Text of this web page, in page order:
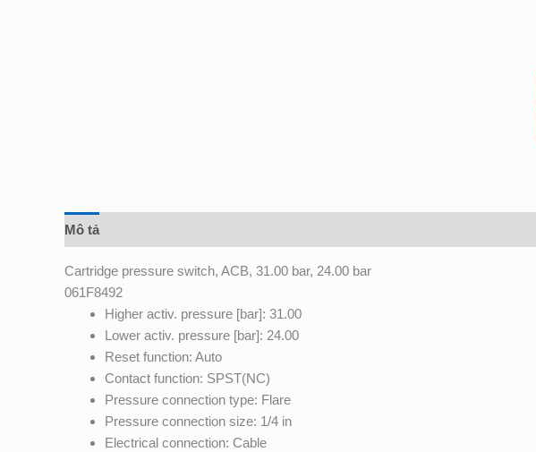
Mô tả
Cartridge pressure switch, ACB, 31.00 bar, 24.00 bar
061F8492
Higher activ. pressure [bar]: 31.00
Lower activ. pressure [bar]: 24.00
Reset function: Auto
Contact function: SPST(NC)
Pressure connection type: Flare
Pressure connection size: 1/4 in
Electrical connection: Cable